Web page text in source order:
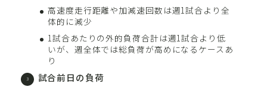
高速度走行距離や加減速回数は週1試合より全
体的に減少
1試合あたりの外的負荷合計は週1試合より低
いが、週全体では総負荷が高めになるケースあ
り
試合前日の負荷